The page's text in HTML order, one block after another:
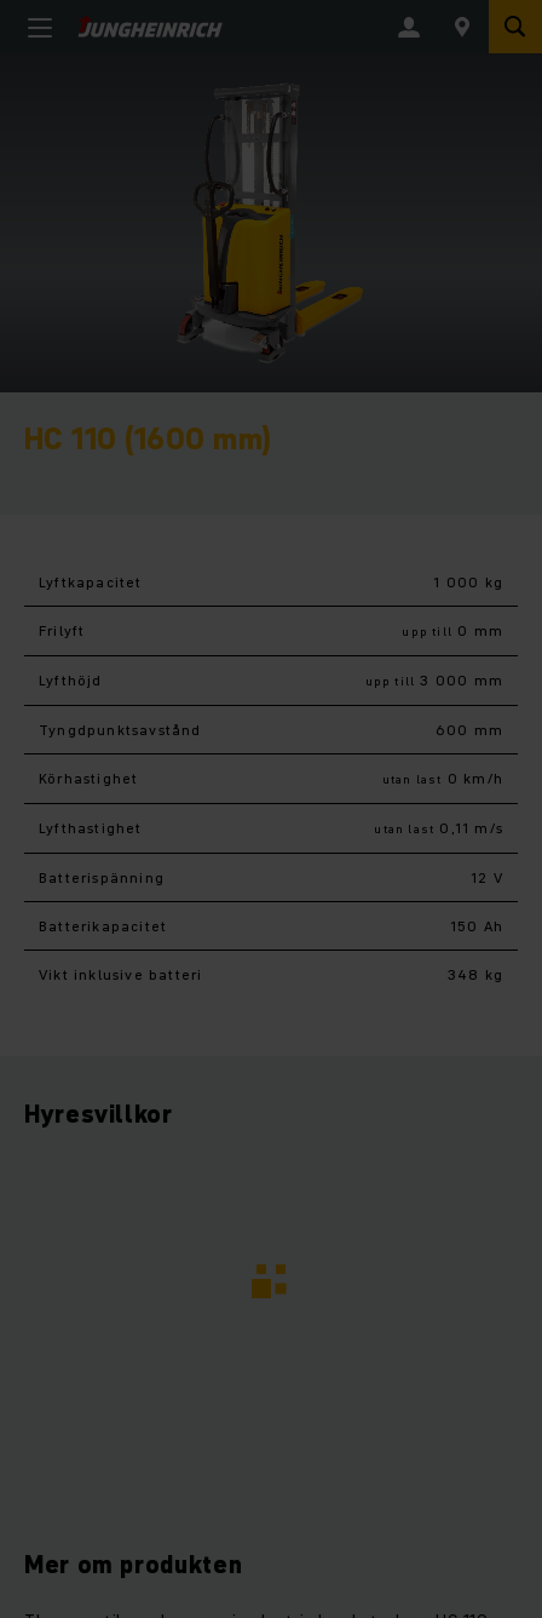
HC 110 (1600 mm)
Lyftkapacitet 1 000 kg
Frilyft upp till 0 mm
Lyfthöjd upp till 3 000 mm
Tyngdpunktsavstånd 600 mm
Körhastighet utan last 0 km/h
Lyfthastighet utan last 0,11 m/s
Batterispänning 12 V
Batterikapacitet 150 Ah
Vikt inklusive batteri 348 kg
Hyresvillkor
Mer om produkten